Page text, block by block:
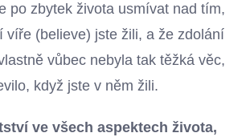
po zbytek života usmívat nad tím,
víře (believe) jste žili, a že zdolání
vůbec nebyla tak těžká věc,
když jste v něm žili.
ve všech aspektech života,